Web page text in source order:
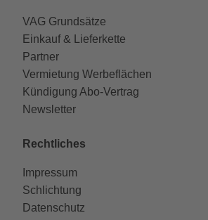
VAG Grundsätze
Einkauf & Lieferkette
Partner
Vermietung Werbeflächen
Kündigung Abo-Vertrag
Newsletter
Rechtliches
Impressum
Schlichtung
Datenschutz